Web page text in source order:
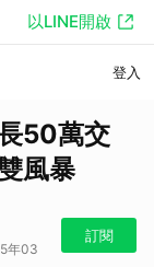
以LINE開啟
登入
50萬交
風暴
年03
訂閱